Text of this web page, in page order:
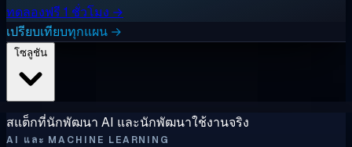
ทดลองฟรี 1 ชั่วโมง →
เปรียบเทียบทุกแผน →
สแต็กที่นักพัฒนา AI และนักพัฒนาใช้งานจริง
AI และ MACHINE LEARNING